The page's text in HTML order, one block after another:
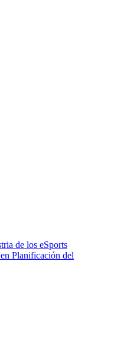
de los eSports
Planificación del